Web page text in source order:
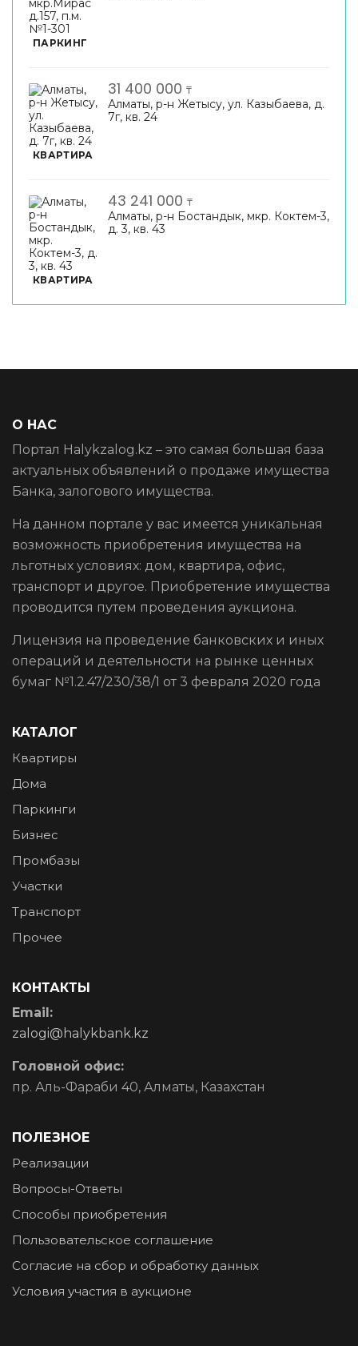
ПАРКИНГ
КВАРТИРА
31 400 000 ₸
Алматы, р-н Жетысу, ул. Казыбаева, д.
7г, кв. 24
КВАРТИРА
43 241 000 ₸
Алматы, р-н Бостандык, мкр. Коктем-3,
д. 3, кв. 43
О НАС
Портал Halykzalog.kz – это самая большая база
актуальных объявлений о продаже имущества
Банка, залогового имущества.
На данном портале у вас имеется уникальная
возможность приобретения имущества на
льготных условиях: дом, квартира, офис,
транспорт и другое. Приобретение имущества
проводится путем проведения аукциона.
Лицензия на проведение банковских и иных
операций и деятельности на рынке ценных
бумаг №1.2.47/230/38/1 от 3 февраля 2020 года
КАТАЛОГ
Квартиры
Дома
Паркинги
Бизнес
Промбазы
Участки
Транспорт
Прочее
КОНТАКТЫ
Email:
zalogi@halykbank.kz
Головной офис:
пр. Аль-Фараби 40, Алматы, Казахстан
ПОЛЕЗНОЕ
Реализации
Вопросы-Ответы
Способы приобретения
Пользовательское соглашение
Согласие на сбор и обработку данных
Условия участия в аукционе